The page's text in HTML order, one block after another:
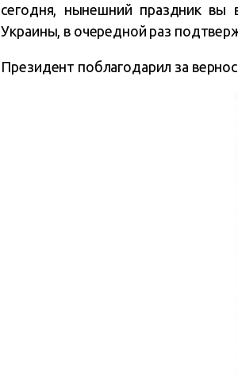
сегодня, нынешний праздник вы
Украины, в очередной раз
Президент поблагодарил за